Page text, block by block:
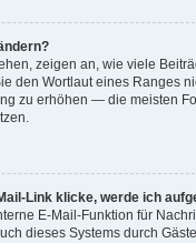
zeigen an, wie viele
den Wortlaut eines Ranges
zu erhöhen — die meisten
Link klicke, werde ich
E-Mail-Funktion für
dieses Systems durch